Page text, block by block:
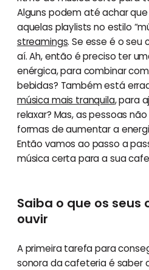
Alguns podem até achar
aquelas playlists no estilo
streamings. Se esse é o seu
aí. Ah, então é preciso ter
enérgica, para combinar
bebidas? Também está
música mais tranquila, para
relaxar? Mas, as pessoas
formas de aumentar a
Então vamos ao passo a
música certa para a sua
Saiba o que os
ouvir
A primeira tarefa para
sonora da cafeteria é saber